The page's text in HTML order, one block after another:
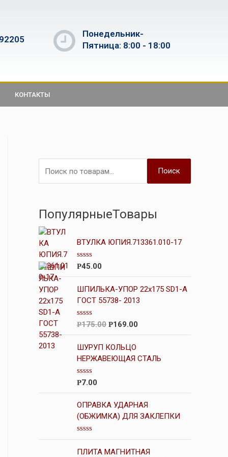
Понедельник-
Пятница: 8:00 - 18:00
КОНТАКТЫ
Поиск
ПопулярныеТовары
ВТУЛКА ЮПИЯ.713361.010-17
О
н
к
а
0
з
5
Р45.00
ШПИЛЬКА-УПОР 22х175 SD1-А
ГОСТ 55738- 2013
О
н
к
а
0
з
5
Р175.00 Р169.00
ШУРУП КОЛЬЦО
НЕРЖАВЕЮЩАЯ СТАЛЬ
О
н
к
а
0
5
Р7.00
ОПРАВКА УДАРНАЯ
(ОБЖИМКА) ДЛЯ ЗАКЛЕПКИ
О
ц
еПЛИТА МАГНИТНАЯ